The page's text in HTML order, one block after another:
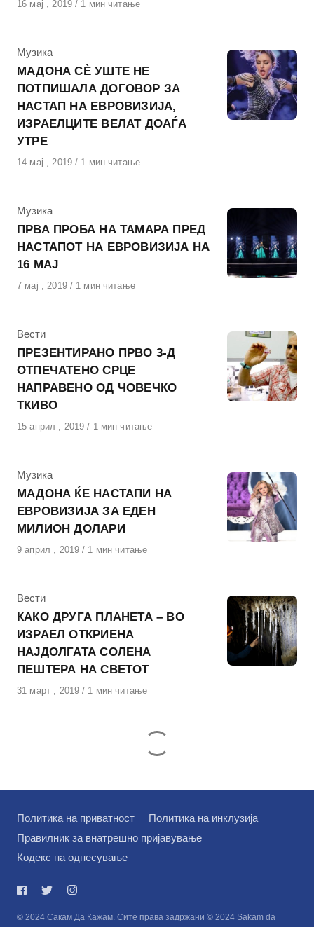
Објавено
16 мај , 2019 1 мин читање
КАтегорија
Музика
МАДОНА СЀ УШТЕ НЕ
ПОТПИШАЛА ДОГОВОР ЗА
НАСТАП НА ЕВРОВИЗИЈА,
ИЗРАЕЛЦИТЕ ВЕЛАТ ДОАЃА
УТРЕ
Објавено
14 мај , 2019 1 мин читање
КАтегорија
Музика
ПРВА ПРОБА НА ТАМАРА ПРЕД
НАСТАПОТ НА ЕВРОВИЗИЈА НА
16 МАЈ
Објавено
7 мај , 2019 1 мин читање
КАтегорија
Вести
ПРЕЗЕНТИРАНО ПРВО 3-Д
ОТПЕЧАТЕНО СРЦЕ
НАПРАВЕНО ОД ЧОВЕЧКО
ТКИВО
Објавено
15 април , 2019 1 мин читање
КАтегорија
Музика
МАДОНА ЌЕ НАСТАПИ НА
ЕВРОВИЗИЈА ЗА ЕДЕН
МИЛИОН ДОЛАРИ
Објавено
9 април , 2019 1 мин читање
КАтегорија
Вести
КАКО ДРУГА ПЛАНЕТА – ВО
ИЗРАЕЛ ОТКРИЕНА
НАЈДОЛГАТА СОЛЕНА
ПЕШТЕРА НА СВЕТОТ
Објавено
31 март , 2019 1 мин читање
Политика на приватност
Политика на инклузија
Правилник за внатрешно пријавување
Кодекс на однесување
© 2024 Сакам Да Кажам. Сите права задржани © 2024 Sakam da